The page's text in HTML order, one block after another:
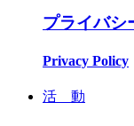
プライバシ
Privacy Policy
活 動